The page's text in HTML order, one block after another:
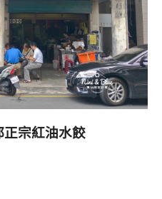
宗紅油水餃